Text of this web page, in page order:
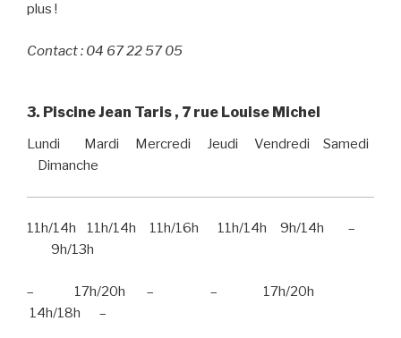
plus !
Contact : 04 67 22 57 05
3. Piscine Jean Taris , 7 rue Louise Michel
Lundi Mardi Mercredi Jeudi Vendredi Samedi
Dimanche
11h/14h 11h/14h 11h/16h 11h/14h 9h/14h –
9h/13h
– 17h/20h – – 17h/20h
14h/18h –